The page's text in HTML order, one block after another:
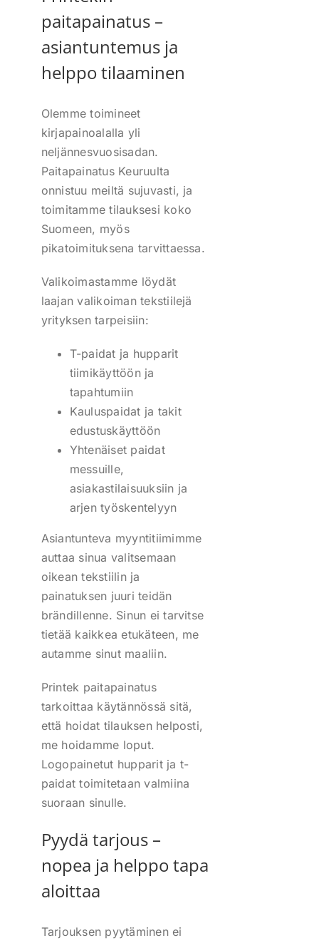
paitapainatus –
asiantuntemus ja
helppo tilaaminen
Olemme toimineet
kirjapainoalalla yli
neljännesvuosisadan.
Paitapainatus Keuruulta
onnistuu meiltä sujuvasti, ja
toimitamme tilauksesi koko
Suomeen, myös
pikatoimituksena tarvittaessa.
Valikoimastamme löydät
laajan valikoiman tekstiilejä
yrityksen tarpeisiin:
T-paidat ja hupparit
tiimikäyttöön ja
tapahtumiin
Kauluspaidat ja takit
edustuskäyttöön
Yhtenäiset paidat
messuille,
asiakastilaisuuksiin ja
arjen työskentelyyn
Asiantunteva myyntitiimimme
auttaa sinua valitsemaan
oikean tekstiilin ja
painatuksen juuri teidän
brändillenne. Sinun ei tarvitse
tietää kaikkea etukäteen, me
autamme sinut maaliin.
Printek paitapainatus
tarkoittaa käytännössä sitä,
että hoidat tilauksen helposti,
me hoidamme loput.
Logopainetut hupparit ja t-
paidat toimitetaan valmiina
suoraan sinulle.
Pyydä tarjous –
nopea ja helppo tapa
aloittaa
Tarjouksen pyytäminen ei